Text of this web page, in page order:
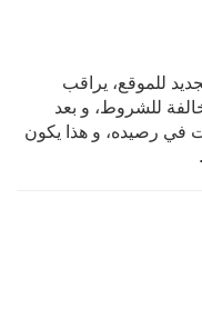
للموقع، يراقب
للشروط، و بعد
في رصيده، و هذا يكون